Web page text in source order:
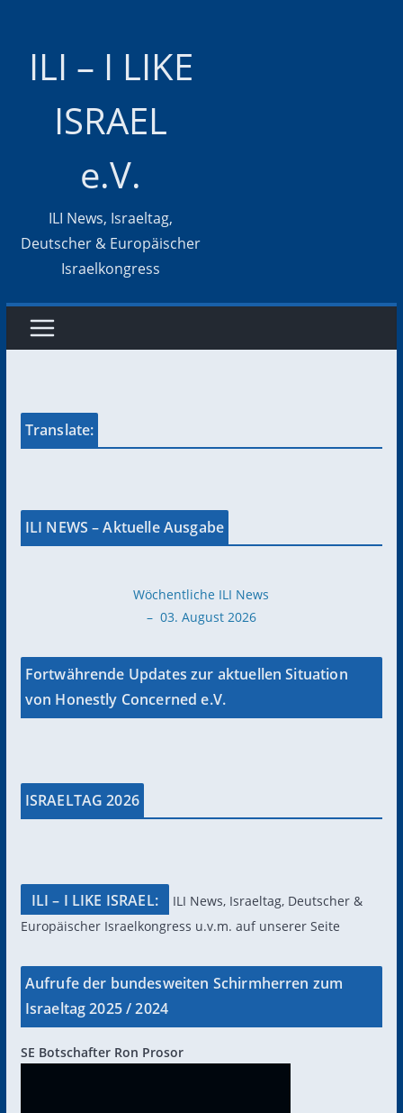
ILI – I LIKE
ISRAEL
e.V.
ILI News, Israeltag,
Deutscher & Europäischer
Israelkongress
Translate:
ILI NEWS – Aktuelle Ausgabe
Wöchentliche ILI News
– 03. August 2026
Fortwährende Updates zur aktuellen Situation
von Honestly Concerned e.V.
ISRAELTAG 2026
ILI – I LIKE ISRAEL:
ILI News, Israeltag, Deutscher &
Europäischer Israelkongress u.v.m. auf unserer Seite
Aufrufe der bundesweiten Schirmherren zum
Israeltag 2025 / 2024
SE Botschafter Ron Prosor